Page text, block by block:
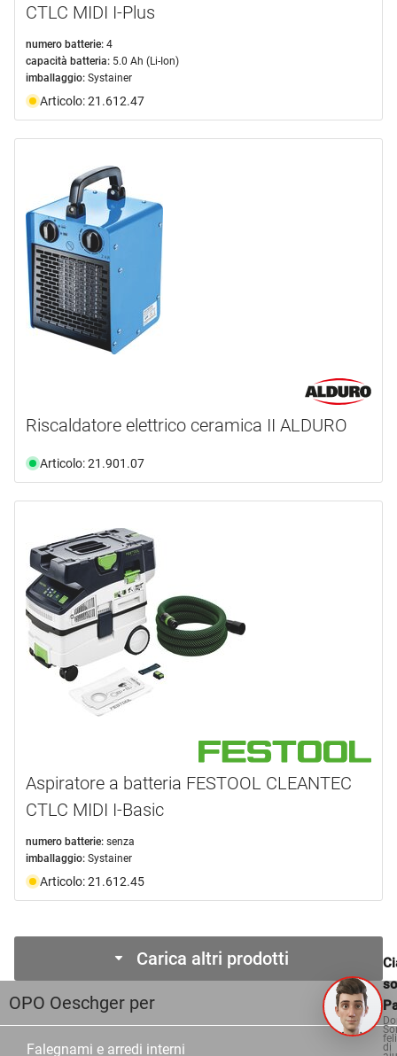
CTLC MIDI I-Plus
numero batterie: 4
capacità batteria: 5.0 Ah (Li-Ion)
imballaggio: Systainer
Articolo: 21.612.47
Riscaldatore elettrico ceramica II ALDURO
Articolo: 21.901.07
Aspiratore a batteria FESTOOL CLEANTEC
CTLC MIDI I-Basic
numero batterie: senza
imballaggio: Systainer
Articolo: 21.612.45
Carica altri prodotti
OPO Oeschger per
Falegnami e arredi interni di